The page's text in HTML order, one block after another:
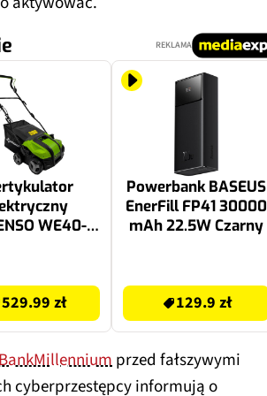
REKLAMA
WE40-
529.99 zł
Powerbank BASEUS
EnerFill FP41 30000
mAh 22.5W Czarny
129.9 zł
przed fałszywymi
cyberprzestępcy informują o